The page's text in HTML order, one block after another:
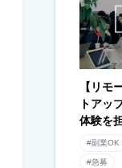
【リモ
トアッ
体験を
ター募
#副業OK
#急募